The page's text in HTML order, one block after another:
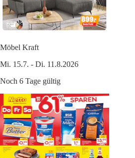
Möbel Kraft
Mi. 15.7. - Di. 11.8.2026
Noch 6 Tage gültig